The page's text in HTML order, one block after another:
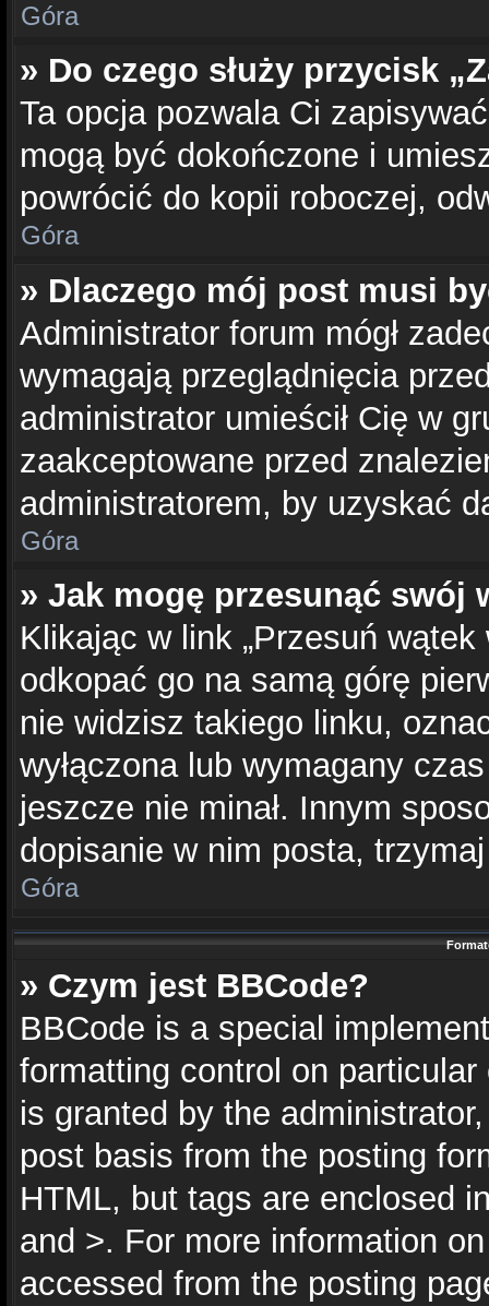
Góra
» Do czego służy przycisk
Ta opcja pozwala Ci
mogą być dokończone i
powrócić do kopii roboczej,
Góra
» Dlaczego mój post musi
Administrator forum mógł
wymagają przeglądnięcia
administrator umieścił Cię w
zaakceptowane przed
administratorem, by uzyskać
Góra
» Jak mogę przesunąć swój
Klikając w link „Przesuń
odkopać go na samą górę
nie widzisz takiego linku,
wyłączona lub wymagany
jeszcze nie minał. Innym
dopisanie w nim posta,
Góra
» Czym jest BBCode?
BBCode is a special
formatting control on
is granted by the
post basis from the posting
HTML, but tags are enclosed
and >. For more information
accessed from the posting